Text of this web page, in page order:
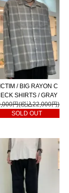
/ BIG RAYON C
SHIRTS / GRAY
円(税込22,000円)
SOLD OUT